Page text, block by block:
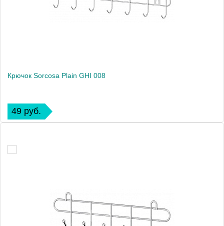
Крючок Sorcosa Plain GHI 008
49 руб.